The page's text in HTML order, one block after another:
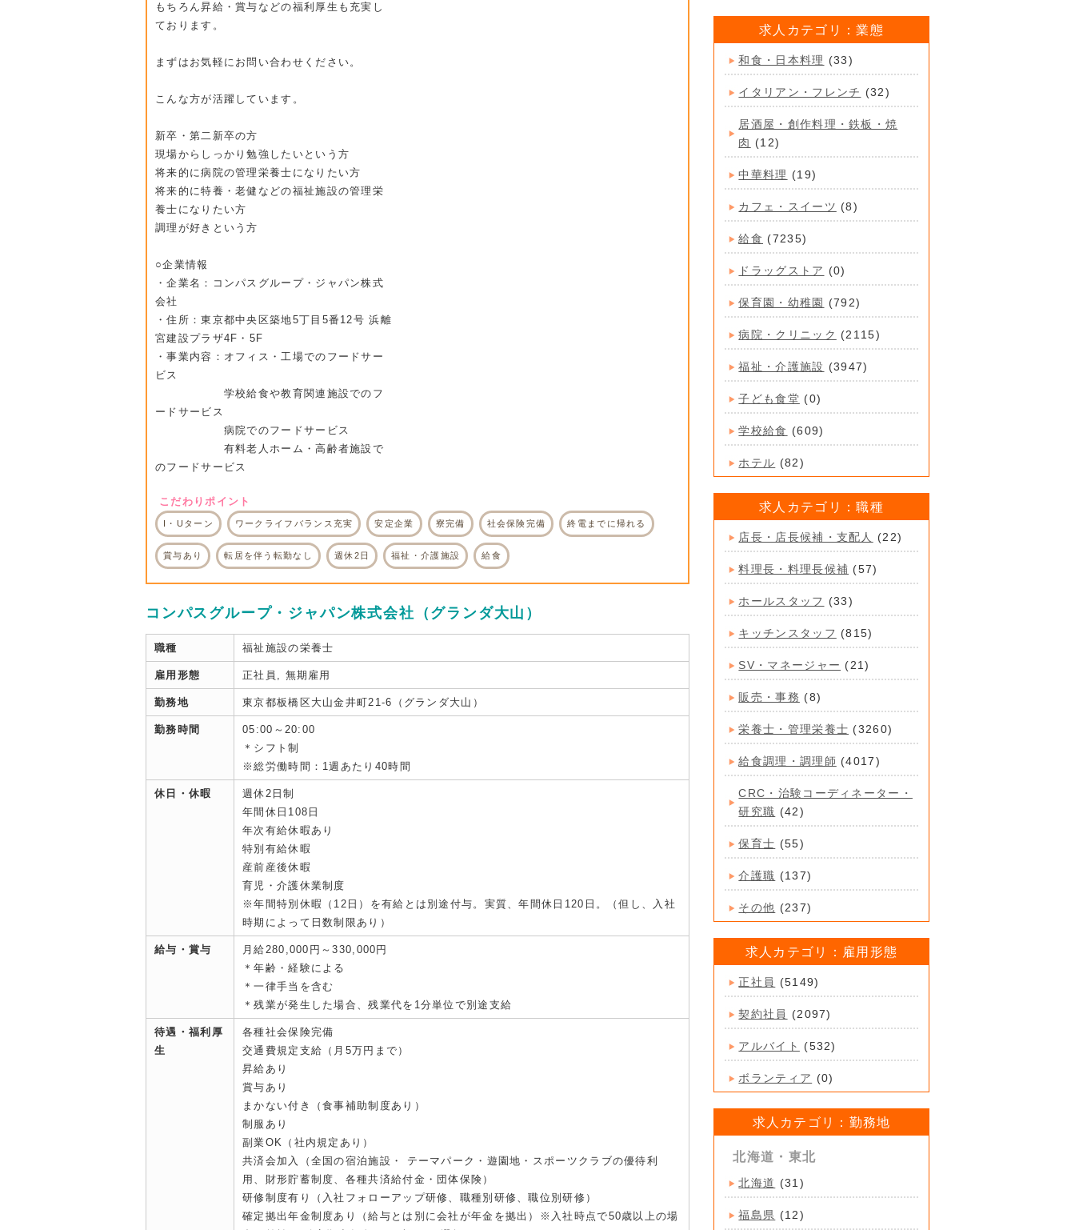
もちろん昇給・賞与などの福利厚生も充実し
ております。
まずはお気軽にお問い合わせください。
こんな方が活躍しています。
新卒・第二新卒の方
現場からしっかり勉強したいという方
将来的に病院の管理栄養士になりたい方
将来的に特養・老健などの福祉施設の管理栄
養士になりたい方
調理が好きという方
○企業情報
・企業名：コンパスグループ・ジャパン株式
会社
・住所：東京都中央区築地5丁目5番12号 浜離
宮建設プラザ4F・5F
・事業内容：オフィス・工場でのフードサー
ビス
学校給食や教育関連施設でのフ
ードサービス
病院でのフードサービス
有料老人ホーム・高齢者施設で
のフードサービス
こだわりポイント
I・Uターン ワークライフバランス充実 安定企業 寮完備 社会保険完備 終電までに帰れる
賞与あり 転居を伴う転勤なし 週休2日 福祉・介護施設 給食
コンパスグループ・ジャパン株式会社（グランダ大山）
職種 福祉施設の栄養士
雇用形態 正社員, 無期雇用
勤務地 東京都板橋区大山金井町21-6（グランダ大山）
勤務時間
05:00～20:00
＊シフト制
※総労働時間：1週あたり40時間
休日・休暇
週休2日制
年間休日108日
年次有給休暇あり
特別有給休暇
産前産後休暇
育児・介護休業制度
※年間特別休暇（12日）を有給とは別途付与。実質、年間休日120日。（但し、入社
時期によって日数制限あり）
給与・賞与
月給280,000円～330,000円
＊年齢・経験による
＊一律手当を含む
＊残業が発生した場合、残業代を1分単位で別途支給
待遇・福利厚
生
各種社会保険完備
交通費規定支給（月5万円まで）
昇給あり
賞与あり
まかない付き（食事補助制度あり）
制服あり
副業OK（社内規定あり）
共済会加入（全国の宿泊施設・ テーマパーク・遊園地・スポーツクラブの優待利
用、財形貯蓄制度、各種共済給付金・団体保険）
研修制度有り（入社フォローアップ研修、職種別研修、職位別研修）
確定拠出年金制度あり（給与とは別に会社が年金を拠出）※入社時点で50歳以上の場
求人カテゴリ：業態
和食・日本料理 (33)
イタリアン・フレンチ (32)
居酒屋・創作料理・鉄板・焼
肉 (12)
中華料理 (19)
カフェ・スイーツ (8)
給食 (7235)
ドラッグストア (0)
保育園・幼稚園 (792)
病院・クリニック (2115)
福祉・介護施設 (3947)
子ども食堂 (0)
学校給食 (609)
ホテル (82)
求人カテゴリ：職種
店長・店長候補・支配人 (22)
料理長・料理長候補 (57)
ホールスタッフ (33)
キッチンスタッフ (815)
SV・マネージャー (21)
販売・事務 (8)
栄養士・管理栄養士 (3260)
給食調理・調理師 (4017)
CRC・治験コーディネーター・
研究職 (42)
保育士 (55)
介護職 (137)
その他 (237)
求人カテゴリ：雇用形態
正社員 (5149)
契約社員 (2097)
アルバイト (532)
ボランティア (0)
求人カテゴリ：勤務地
北海道・東北
北海道 (31)
福島県 (12)